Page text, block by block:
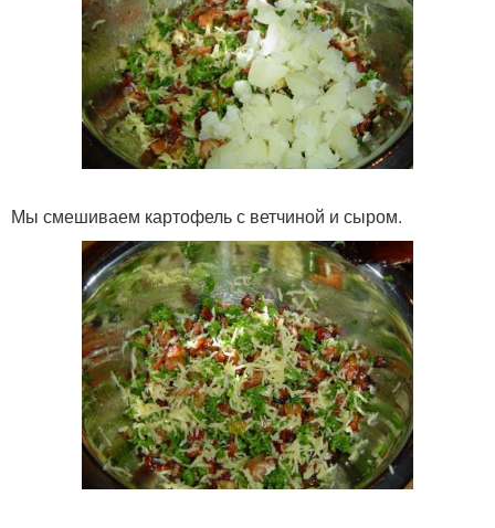
Мы смешиваем картофель с ветчиной и сыром.